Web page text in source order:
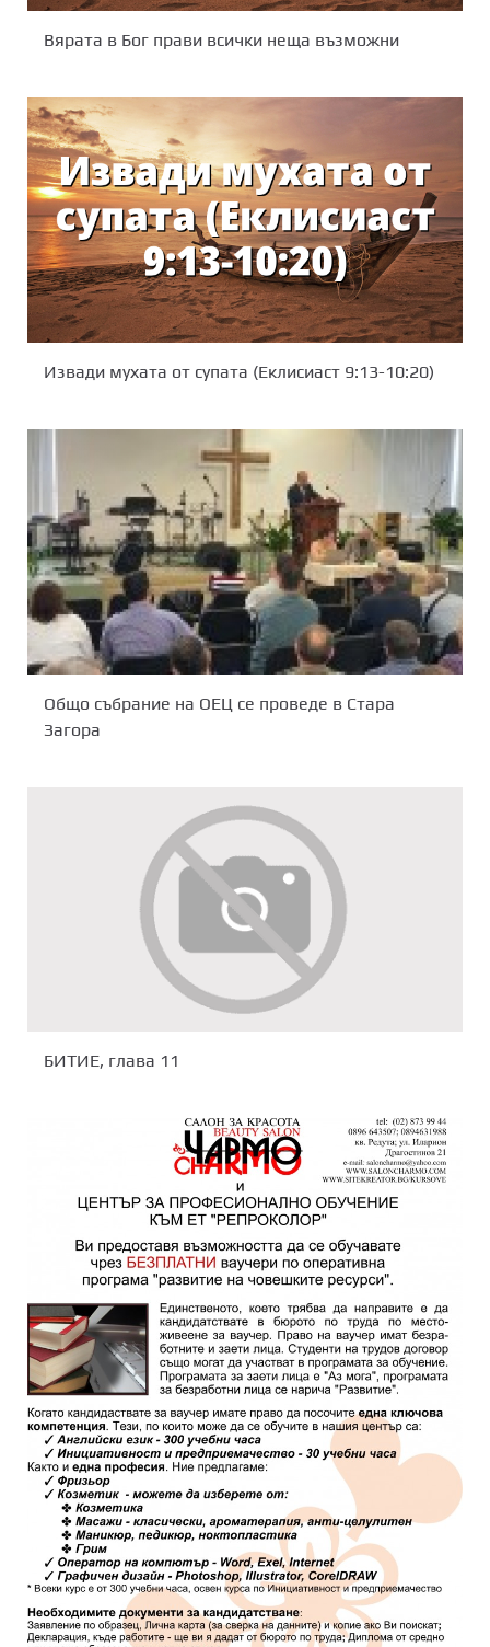
Вярата в Бог прави всички неща възможни
Извади мухата от супата (Еклисиаст 9:13-10:20)
Общо събрание на ОЕЦ се проведе в Стара
Загора
БИТИЕ, глава 11